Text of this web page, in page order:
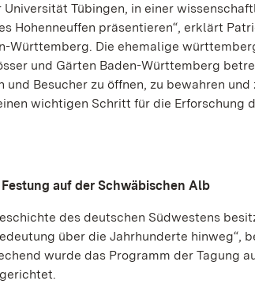
Tübingen, in einer
Hohenneuffen präsentieren“, erklärt
Württemberg. Die ehemalige
und Gärten Baden-Württemberg
und Besucher zu öffnen, zu bewahren
wichtigen Schritt für die Erforschung
auf der Schwäbischen Alb
des deutschen Südwestens
über die Jahrhunderte hinweg“,
wurde das Programm der Tagung